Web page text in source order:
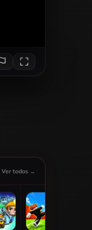
Ver todos →